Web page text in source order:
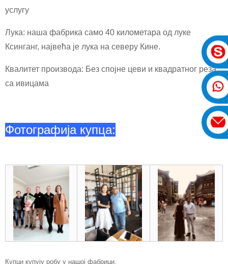
услугу
Лука: наша фабрика само 40 километара од луке
Ксинганг, највећа је лука на северу Кине.
Квалитет производа: Без спојне цеви и квадратног реза,
са ивицама
Фотографија купца:
Купци купују робу у нашој фабрици.